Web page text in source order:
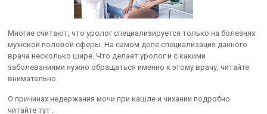
Многие считают, что уролог специализируется только на болезнях
мужской половой сферы. На самом деле специализация данного
врача несколько шире. Что делает уролог и с какими
заболеваниями нужно обращаться именно к этому врачу, читайте
внимательно.
О причинах недержания мочи при кашле и чихании подробно
читайте тут .